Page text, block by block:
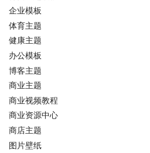
企业模板
体育主题
健康主题
办公模板
博客主题
商业主题
商业视频教程
商业资源中心
商店主题
图片壁纸